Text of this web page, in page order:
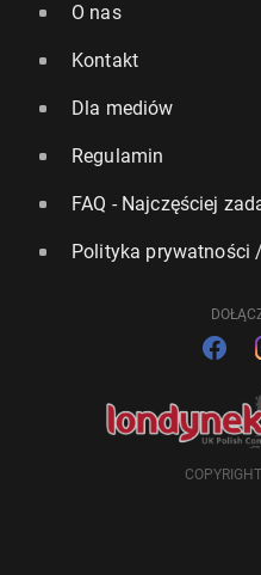
O nas
Kontakt
Dla mediów
Regulamin
FAQ - Najczęściej
Polityka prywatności